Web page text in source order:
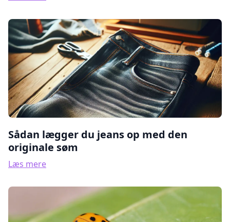
Sådan lægger du jeans op med den
originale søm
Læs mere